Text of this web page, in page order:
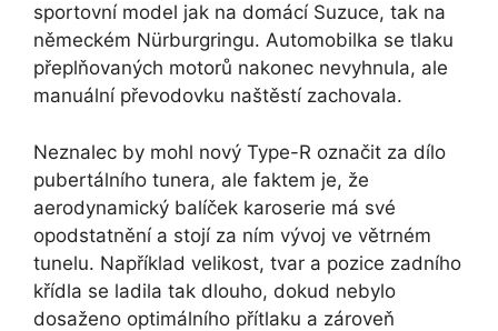
sportovní model jak na domácí Suzuce, tak na
německém Nürburgringu. Automobilka se tlaku
přeplňovaných motorů nakonec nevyhnula, ale
manuální převodovku naštěstí zachovala.
Neznalec by mohl nový Type-R označit za dílo
pubertálního tunera, ale faktem je, že
aerodynamický balíček karoserie má své
opodstatnění a stojí za ním vývoj ve větrném
tunelu. Například velikost, tvar a pozice zadního
křídla se ladila tak dlouho, dokud nebylo
dosaženo optimálního přítlaku a zároveň